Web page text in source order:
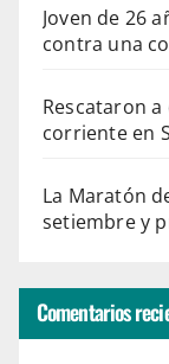
Joven de 26
contra una
Rescataron
corriente en
La Maratón
setiembre y
Comentarios